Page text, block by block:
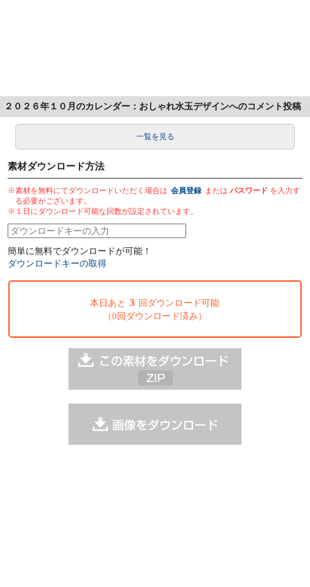
２０２６年１０月のカレンダー：おしゃれ水玉デザインへのコメント投稿
一覧を見る
素材ダウンロード方法
※素材を無料にてダウンロードいただく場合は 会員登録 またはパスワード を入力す
る必要がございます。
※１日にダウンロード可能な回数が設定されています。
簡単に無料でダウンロードが可能！
ダウンロードキーの取得
本日あと 3 回ダウンロード可能
（0回ダウンロード済み）